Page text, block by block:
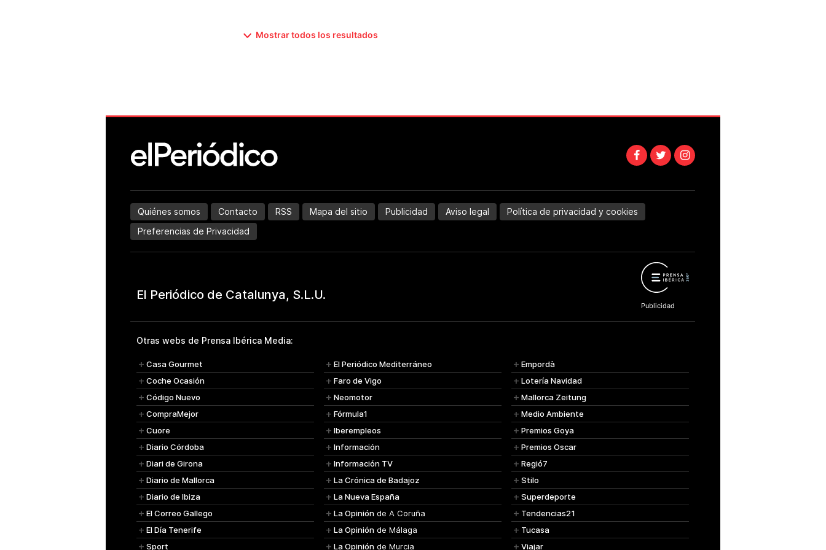
Mostrar todos los resultados
Quiénes somos Contacto RSS Mapa del sitio Publicidad Aviso legal
Política de privacidad y cookies
Preferencias de Privacidad
Otras webs de Prensa Ibérica Media:
Casa Gourmet
Coche Ocasión
Código Nuevo
CompraMejor
Cuore
Diario Córdoba
Diari de Girona
Diario de Mallorca
Diario de Ibiza
El Correo Gallego
El Día Tenerife
Sport
El Periódico Mediterráneo
Faro de Vigo
Neomotor
Fórmula1
Iberempleos
Información
Información TV
La Crónica de Badajoz
La Nueva España
La Opinión de A Coruña
La Opinión de Málaga
La Opinión de Murcia
Empordà
Lotería Navidad
Mallorca Zeitung
Medio Ambiente
Premios Goya
Premios Oscar
Regió7
Stilo
Superdeporte
Tendencias21
Tucasa
Viajar